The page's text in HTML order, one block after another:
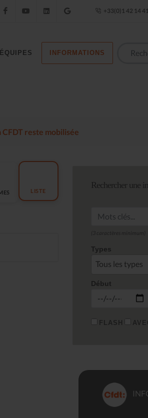
FacebookYouTube LinkedIn Google Établissement
+33(0)1 42 14
ÉQUIPES INFORMATIONS
reste mobilisée
LISTE
Rechercher une
Types
Tous les types
Début
FLASH